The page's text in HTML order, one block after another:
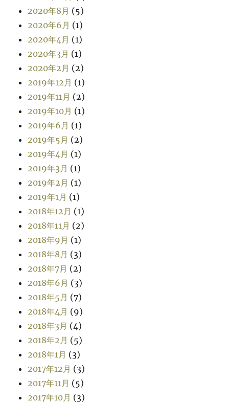
2020年8月 (5)
2020年6月 (1)
2020年4月 (1)
2020年3月 (1)
2020年2月 (2)
2019年12月 (1)
2019年11月 (2)
2019年10月 (1)
2019年6月 (1)
2019年5月 (2)
2019年4月 (1)
2019年3月 (1)
2019年2月 (1)
2019年1月 (1)
2018年12月 (1)
2018年11月 (2)
2018年9月 (1)
2018年8月 (3)
2018年7月 (2)
2018年6月 (3)
2018年5月 (7)
2018年4月 (9)
2018年3月 (4)
2018年2月 (5)
2018年1月 (3)
2017年12月 (3)
2017年11月 (5)
2017年10月 (3)